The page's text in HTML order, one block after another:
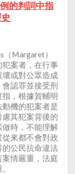
的判詞中指
（Margaret）
案者，在行事
或對公眾造成
認罪並接受刑
，根據賀輔明
機的犯案者是
其犯案背後的
時，不能理解
來都不會對政
公民抗命違法
情嚴重，法庭